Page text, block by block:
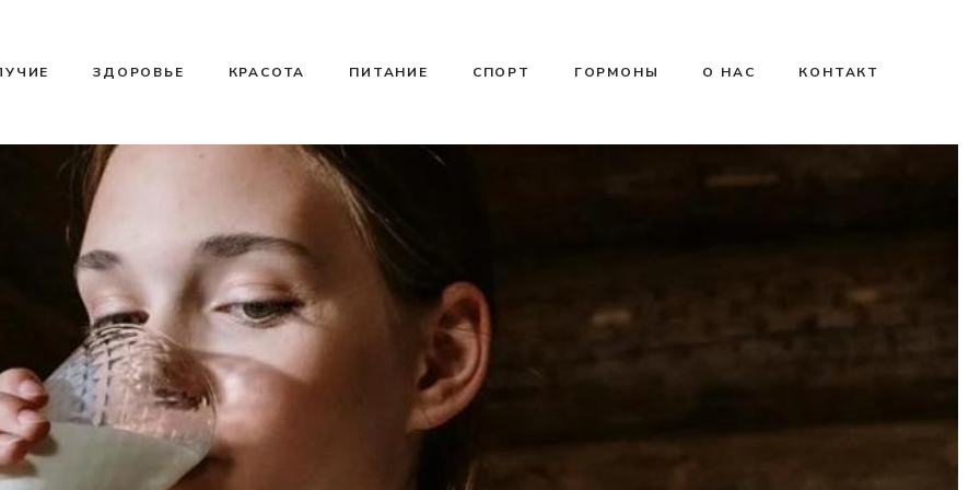
ЗДОРОВЬЕ КРАСОТА ПИТАНИЕ СПОРТ ГОРМОНЫ О НАС КОНТАКТ